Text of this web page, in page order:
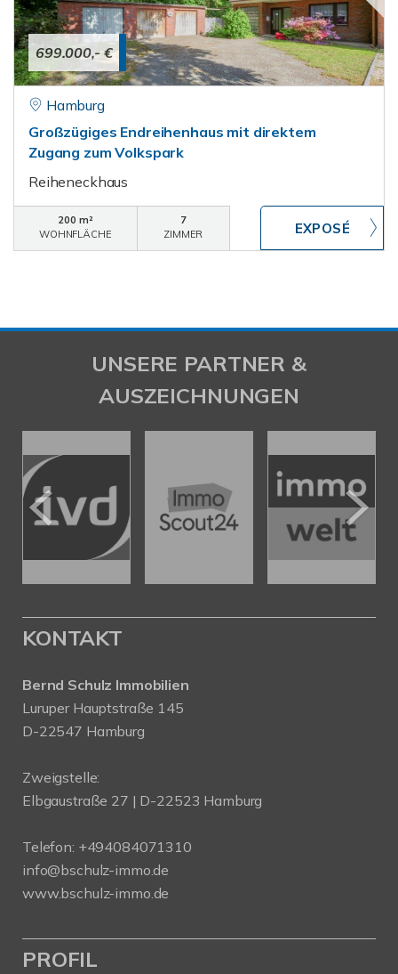
699.000,- €
Hamburg
Großzügiges Endreihenhaus mit direktem
Zugang zum Volkspark
Reiheneckhaus
200 m²
WOHNFLÄCHE
7
ZIMMER
UNSERE PARTNER &
AUSZEICHNUNGEN
KONTAKT
Bernd Schulz Immobilien
Luruper Hauptstraße 145
D-22547 Hamburg
Zweigstelle:
Elbgaustraße 27 | D-22523 Hamburg
Telefon: +494084071310
info@bschulz-immo.de
www.bschulz-immo.de
PROFIL